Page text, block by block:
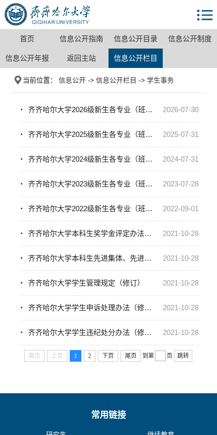
首页 信息公开指南 信息公开目录 信息公开制度
信息公开年报 返回主站 信息公开栏目
当前位置：信息公开 ->信息公开栏目 ->学生事务
2026-07-30
齐齐哈尔大学2026级新生各专业（班级）使用教材清单
2025-07-31
齐齐哈尔大学2025级新生各专业（班级）使用教材清单
2024-07-31
齐齐哈尔大学2024级新生各专业（班级）使用教材清单
2023-07-28
齐齐哈尔大学2023级新生各专业（班级）使用教材清单
2022-09-01
齐齐哈尔大学2022级新生各专业（班级）使用教材清单
2021-10-28
齐齐哈尔大学本科生奖学金评定办法（修订）
2021-10-28
齐齐哈尔大学本科生先进集体、先进个人评选办法（修订）
2021-10-28
齐齐哈尔大学学生管理规定（修订）
2021-10-28
齐齐哈尔大学学生申诉处理办法（修订）
2021-10-28
齐齐哈尔大学学生违纪处分办法（修订）
首页 上页 1 2 下页 尾页 到第 页 跳转
常用链接